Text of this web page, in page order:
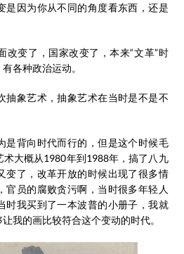
是因为你从不同的角度看东西，还是
改变了，国家改变了，本来“文革”时
各种政治运动。
抽象艺术，抽象艺术在当时是不是不
是背向时代而行的，但是这个时候毛
大概从1980年到1988年，搞了八九
变了，改革开放的时候出现了很多情
官员的腐败贪污啊，当时很多年轻人
时我买到了一本波普的小册子，我就
我的画比较符合这个变动的时代。